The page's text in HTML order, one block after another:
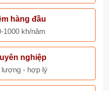
hàng đầu
1000 kh/năm
nghiệp
lượng - hợp lý